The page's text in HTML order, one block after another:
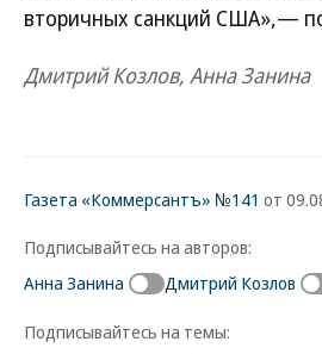
вторичных санкций США»,—
Дмитрий Козлов, Анна Занина
Газета «Коммерсантъ» №141 от
Подписывайтесь на авторов:
Анна Занина
Дмитрий Козлов
Подписывайтесь на темы: